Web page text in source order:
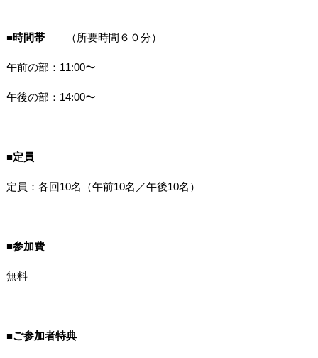
■時間帯（所要時間６０分）
午前の部： 11:00〜
午後の部： 14:00〜
■定員
定員：各回10名（午前10名／午後10名）
■参加費
無料
■ご参加者特典